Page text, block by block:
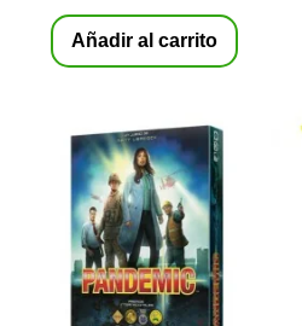
Añadir al carrito